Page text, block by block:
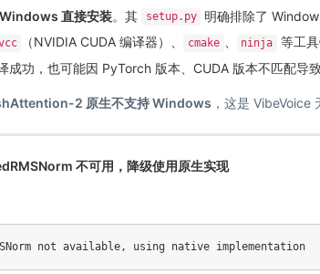
直接安装。其 setup.py
明确排除了
（NVIDIA CUDA 编译器）、 cmake ninja
等工
成功，也可能因 PyTorch 版本、CUDA 版本不匹配导致
2 原生不支持 Windows ，这是 VibeVoice
不可用，降级使用原生实现